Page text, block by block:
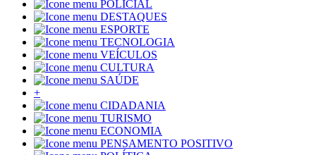
POLICIAL
DESTAQUES
ESPORTE
TECNOLOGIA
VEÍCULOS
CULTURA
SAÚDE
+
CIDADANIA
TURISMO
ECONOMIA
PENSAMENTO POSITIVO